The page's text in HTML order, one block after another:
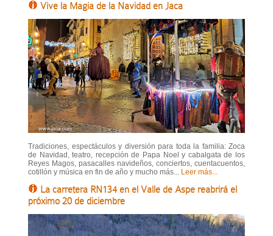
Vive la Magia de la Navidad en Jaca
Tradiciones, espectáculos y diversión para toda la familia: Zoca
de Navidad, teatro, recepción de Papa Noel y cabalgata de los
Reyes Magos, pasacalles navideños, conciertos, cuentacuentos,
cotillón y música en fin de año y mucho más... Leer más...
La carretera RN134 en el Valle de Aspe reabrirá el
próximo 20 de diciembre